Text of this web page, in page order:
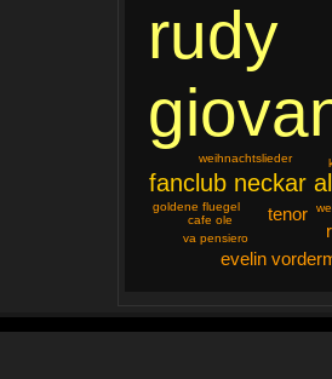
rudy
fanclub neckar
tenor
evelin
weihnachtslieder
va pensiero
cafe ole
goldene fluegel